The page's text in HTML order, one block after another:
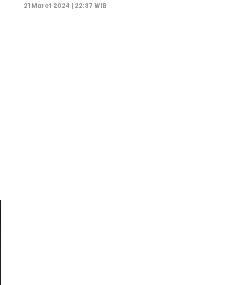
21 Maret 2024 | 22:37 WIB